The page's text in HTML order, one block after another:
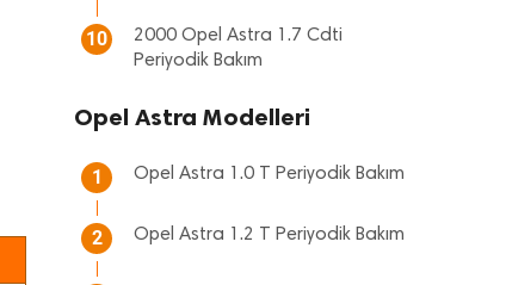
10
2000 Opel Astra 1.7 Cdti
Periyodik Bakım
Opel Astra Modelleri
1 Opel Astra 1.0 T Periyodik Bakım
2 Opel Astra 1.2 T Periyodik Bakım